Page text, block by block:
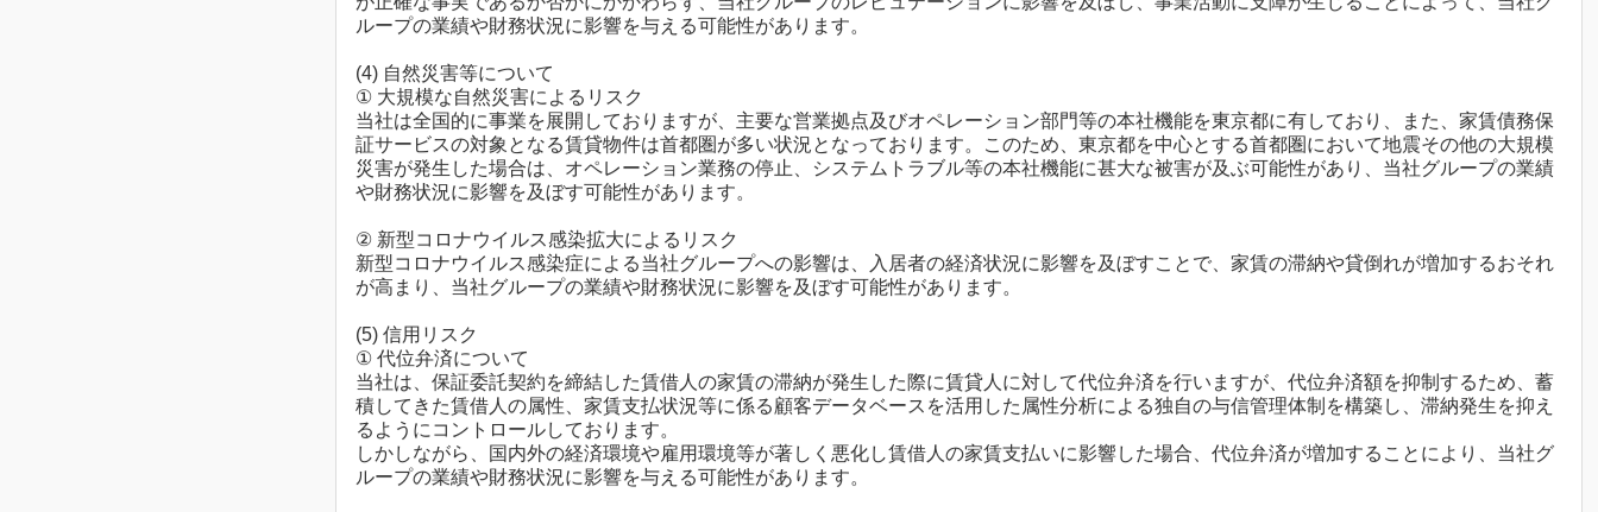
ループの業績や財務状況に影響を与える可能性があります。
(4) 自然災害等について
① 大規模な自然災害によるリスク
当社は全国的に事業を展開しておりますが、主要な営業拠点及びオペレーション部門等の本社機能を東京都に有しており、また、家賃債務保
証サービスの対象となる賃貸物件は首都圏が多い状況となっております。このため、東京都を中心とする首都圏において地震その他の大規模
災害が発生した場合は、オペレーション業務の停止、システムトラブル等の本社機能に甚大な被害が及ぶ可能性があり、当社グループの業績
や財務状況に影響を及ぼす可能性があります。
② 新型コロナウイルス感染拡大によるリスク
新型コロナウイルス感染症による当社グループへの影響は、入居者の経済状況に影響を及ぼすことで、家賃の滞納や貸倒れが増加するおそれ
が高まり、当社グループの業績や財務状況に影響を及ぼす可能性があります。
(5) 信用リスク
① 代位弁済について
当社は、保証委託契約を締結した賃借人の家賃の滞納が発生した際に賃貸人に対して代位弁済を行いますが、代位弁済額を抑制するため、蓄
積してきた賃借人の属性、家賃支払状況等に係る顧客データベースを活用した属性分析による独自の与信管理体制を構築し、滞納発生を抑え
るようにコントロールしております。
しかしながら、国内外の経済環境や雇用環境等が著しく悪化し賃借人の家賃支払いに影響した場合、代位弁済が増加することにより、当社グ
ループの業績や財務状況に影響を与える可能性があります。